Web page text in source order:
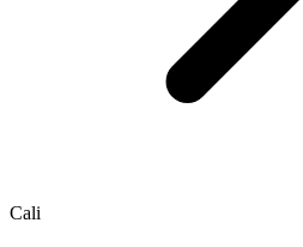
Cali